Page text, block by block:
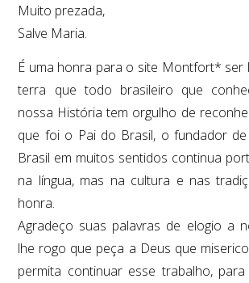
Muito prezada,
Salve Maria.
É uma honra para o site Montfort* ser
terra que todo brasileiro que
nossa História tem orgulho de
que foi o Pai do Brasil, o fundador
Brasil em muitos sentidos continua
na língua, mas na cultura e nas
honra.
Agradeço suas palavras de elogio a
lhe rogo que peça a Deus que
permita continuar esse trabalho,